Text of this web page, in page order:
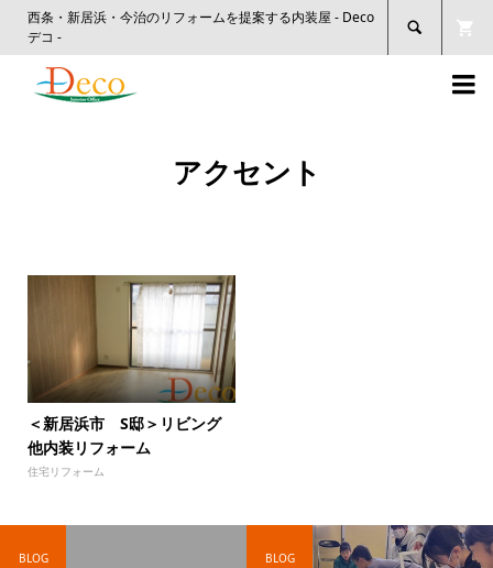
西条・新居浜・今治のリフォームを提案する内装屋 - Deco
デコ -


アクセント
＜新居浜市 S邸＞リビング
他内装リフォーム
住宅リフォーム
BLOG BLOG